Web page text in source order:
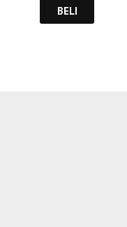
BELI